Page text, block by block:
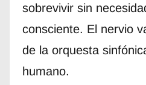
sobrevivir sin
consciente. El nervio
de la orquesta
humano.